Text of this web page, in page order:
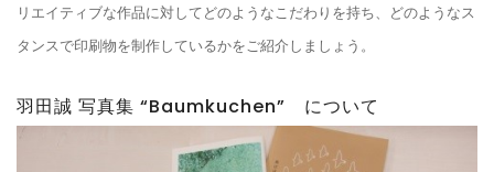
リエイティブな作品に対してどのようなこだわりを持ち、どのようなス
タンスで印刷物を制作しているかをご紹介しましょう。
羽田誠 写真集 “Baumkuchen” について